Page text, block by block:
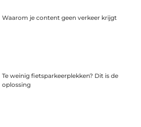
Waarom je content geen verkeer krijgt
Te weinig fietsparkeerplekken? Dit is de
oplossing